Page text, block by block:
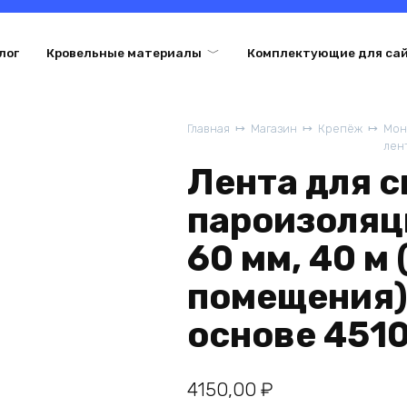
Кровельные материалы Комплектующие для
Главная Магазин Крепёж
Лента для
60 мм, 40 м
основе
4150,00 ₽